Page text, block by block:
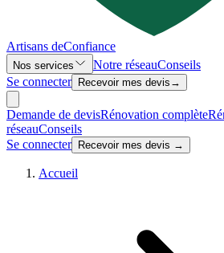
Artisans deConfiance
Nos services Notre réseauConseils
Se connecter
Recevoir mes devis →
Demande de devisRénovation complète
réseauConseils
Se connecter
Recevoir mes devis →
Accueil